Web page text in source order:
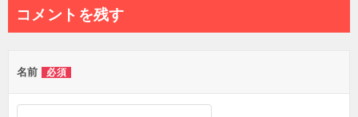
ビ
ー
シ
コメントを残す
名前 必須